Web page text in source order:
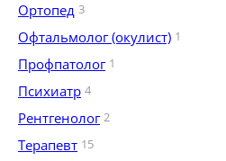
Ортопед 3
Офтальмолог (окулист) 1
Профпатолог 1
Психиатр 4
Рентгенолог 2
Терапевт 15